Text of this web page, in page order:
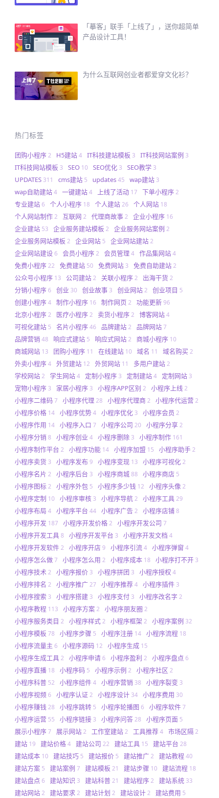
「摹客」联手「上线了」，送你超简单
产品设计工具！
为什么互联网创业者都爱穿文化衫？
热门标签
团购小程序2 H5建站4 IT科技建站模板 3 IT科技网站案例 3
IT科技网站模板 3 SEO 10 SEO优化 3 SEO教学 3
UPDATES 311 cms建站 5 updates45 wap建站 3
wap自助建站4 一键建站4 上线了活动 17 下单小程序2
专业建站6 个人小程序 18 个人建站26 个人网站 18
个人网站制作2 互联网 2 代理商故事2 企业小程序 16
企业建站 53 企业服务建站模板 2 企业服务网站案例 2
企业服务网站模板 2 企业网站 5 企业网站建站2
企业网站建设6 会员小程序2 会员管理 4 作品集网站4
免费小程序22 免费建站 50 免费网站 3 免费自助建站2
公众号小程序 13 公司建站2 关联小程序2 出海干货2
分销小程序6 创业 30 创业故事 3 创业网站2 创业项目 5
创建小程序4 制作小程序 16 制作网页 2 功能更新96
北京小程序2 医疗小程序2 卖货小程序2 博客网站4
可视化建站 5 名片小程序46 品牌建站2 品牌网站7
品牌营销 48 响应式建站 5 响应式网站2 商城小程序 10
商城网站 13 团购小程序 11 在线建站 10 域名 11 域名购买2
外卖小程序4 外贸建站 12 外贸网站 11 多用户建站2
学校网站2 学生网站4 定制小程序 3 定制建站4 定制网站 3
宠物小程序 3 家居小程序 3 小程序APP区别 2 小程序上线 2
小程序二维码7 小程序代理 28 小程序代理商2 小程序代运营2
小程序价格 14 小程序优势4 小程序优化 3 小程序会员 2
小程序作用 14 小程序入口 7 小程序公司 20 小程序分享2
小程序分销 8 小程序创业 4 小程序删除 3 小程序制作 161
小程序制作平台 2 小程序功能 14 小程序加盟 15 小程序助手2
小程序卖货 3 小程序发布9 小程序变现 13 小程序可视化2
小程序名片 2 小程序后台 3 小程序商城88 小程序商店 5
小程序图标2 小程序外包 5 小程序多少钱 12 小程序头像 2
小程序定制 10 小程序审核 3 小程序导航2 小程序工具29
小程序布局 4 小程序平台 44 小程序广告2 小程序店铺8
小程序开发 187 小程序开发价格2 小程序开发公司 7
小程序开发工具8 小程序开发平台 3 小程序开发文档 4
小程序开发软件2 小程序开店9 小程序引流4 小程序弹窗 4
小程序怎么做7 小程序怎么用 2 小程序成本 18 小程序打不开 3
小程序技术2 小程序报价 3 小程序拼团 3 小程序授权 4
小程序排名 2 小程序推广27 小程序推荐4 小程序插件 3
小程序搜索 3 小程序搭建 3 小程序支付 3 小程序改名字 2
小程序教程 113 小程序方案2 小程序朋友圈 2
小程序服务类目 2 小程序样式2 小程序框架 2 小程序案例 32
小程序模板 78 小程序步骤 5 小程序注册 14 小程序流程 18
小程序流量主 6 小程序源码 12 小程序生成 15
小程序生成工具2 小程序申请6 小程序盈利 2 小程序盘点 6
小程序直播 18 小程序码 5 小程序示例 2 小程序社区 2
小程序科普 52 小程序组件4 小程序营销 38 小程序裂变 3
小程序视频6 小程序认证2 小程序设计 34 小程序费用 30
小程序赚钱28 小程序跳转 5 小程序轮播图 6 小程序软件7
小程序运营 55 小程序链接 3 小程序问答28 小程序页面 5
展示小程序7 展示网站2 工作室建站2 工具推荐4 市场区隔2
建站 19 建站价格4 建站公司 22 建站工具 15 建站平台 28
建站成本 10 建站技巧 5 建站报价 5 建站推广2 建站教程40
建站方案 5 建站案例 7 建站模板 21 建站步骤 10 建站流程 18
建站盘点 6 建站知识 3 建站科普21 建站程序2 建站系统 33
建站网站2 建站要求2 建站计划 2 建站设计2 建站费用 5